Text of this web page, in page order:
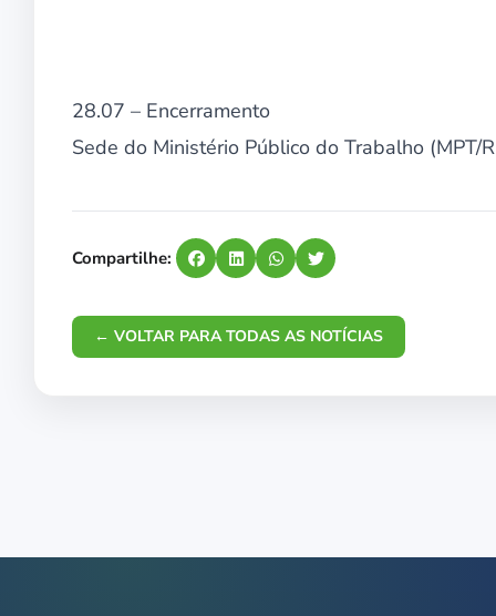
28.07 – Encerramento
Sede do Ministério Público do Trabalho (MPT/
Compartilhe:
← VOLTAR PARA TODAS AS NOTÍCIAS